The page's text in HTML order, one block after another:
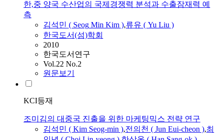
한,중 양국 수산업의 국제경쟁력 분석과 수출잠재력 예
측
김석민 ( Seog Min Kim ),류유 ( Yu Liu )
한국도서(섬)학회
2010
한국도서연구
Vol.22 No.2
원문보기
KCI등재
조미김의 대중국 진출을 위한 마케팅믹스 전략 연구
김석민 ( Kim Seog-min ),전의천 ( Jun Eui-cheon ),최